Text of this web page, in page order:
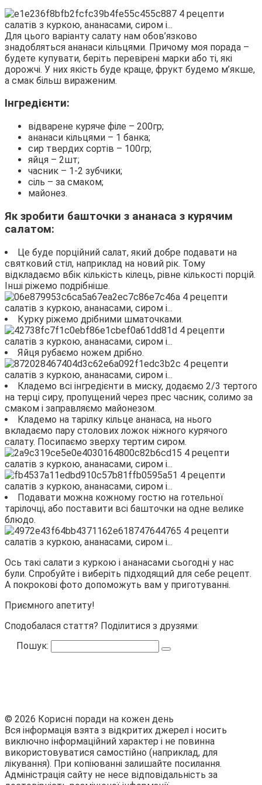
Для цього варіанту салату нам обов’язково
знадобляться ананаси кільцями. Причому моя порада –
будете купувати, беріть перевірені марки або ті, які
дорожчі. У них якість буде краще, фрукт будемо м’якше,
а смак більш вираженим.
Інгредієнти:
відварене куряче філе – 200гр;
ананаси кільцями – 1 банка;
сир твердих сортів – 100гр;
яйця – 2шт;
часник – 1-2 зубчики;
сіль – за смаком;
майонез.
Як зробити башточки з ананаса з курячим
салатом:
Це буде порційний салат, який добре подавати на
святковий стіл, наприклад на новий рік. Тому
відкладаємо вбік кількість кілець, рівне кількості порцій.
Інші ріжемо подрібніше.
Курку ріжемо дрібними шматочками.
Яйця рубаємо ножем дрібно.
Кладемо всі інгредієнти в миску, додаємо 2/3 тертого
на терці сиру, пропущений через прес часник, солимо за
смаком і заправляємо майонезом.
Кладемо на тарілку кільце ананаса, на нього
вкладаємо пару столових ложок ніжного курячого
салату. Посипаємо зверху тертим сиром.
Подавати можна кожному гостю на готельної
тарілочці, або поставити всі башточки на одне велике
блюдо.
Ось такі салати з куркою і ананасами сьогодні у нас
були. Спробуйте і виберіть підходящий для себе рецепт.
А покрокові фото допоможуть вам у приготуванні.
Приємного апетиту!
Сподобалася стаття? Поділитися з друзями:
Пошук:
© 2026 Корисні поради на кожен день
Вся інформація взята з відкритих джерел і носить
виключно інформаційний характер і не повинна
використовуватися самостійно (наприклад, для
лікування). При копіюванні залишайте посилання.
Адміністрація сайту не несе відповідальність за